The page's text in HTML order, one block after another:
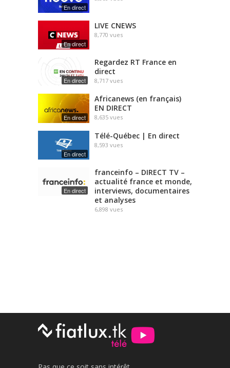
En direct
En direct
LIVE CNEWS
8,770 vues
En direct
Regardez RT France en
direct
8,717 vues
En direct
Africanews (en français)
EN DIRECT
8,635 vues
En direct
Télé-Québec | En direct
8,593 vues
En direct
franceinfo – DIRECT TV –
actualité france et monde,
interviews, documentaires
et analyses
6,898 vues